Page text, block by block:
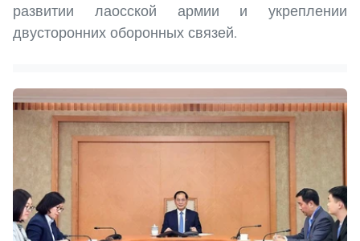
развитии лаосской армии и укреплении
двусторонних оборонных связей.